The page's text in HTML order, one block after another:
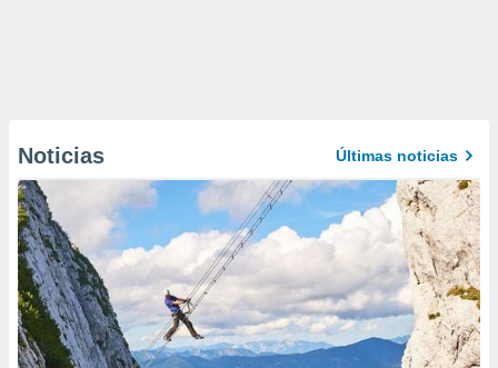
Noticias Últimas noticias